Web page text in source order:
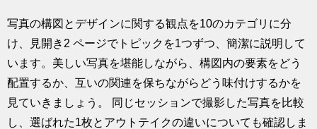
写真の構図とデザインに関する観点を10のカテゴリに分
け、見開き2 ページでトピックを1つずつ、簡潔に説明して
います。美しい写真を堪能しながら、構図内の要素をどう
配置するか、互いの関連を保ちながらどう味付けするかを
見ていきましょう。 同じセッションで撮影した写真を比較
し、選ばれた1枚とアウトテイクの違いについても確認しま